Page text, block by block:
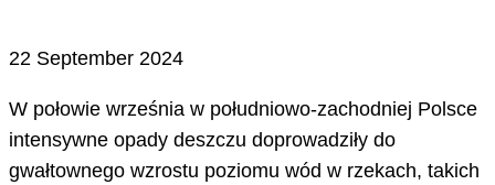
22 September 2024
W połowie września w południowo-zachodniej Polsce
intensywne opady deszczu doprowadziły do
gwałtownego wzrostu poziomu wód w rzekach, takich